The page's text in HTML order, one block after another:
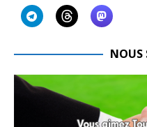
NOUS